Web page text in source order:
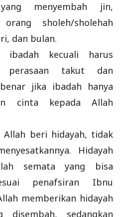
menyembah jin,
sholeh/sholehah
dan bulan.
ibadah kecuali harus
perasaan takut dan
jika ibadah hanya
cinta kepada Allah
Allah beri hidayah, tidak
Hidayah
semata yang bisa
penafsiran Ibnu
memberikan hidayah
sedangkan